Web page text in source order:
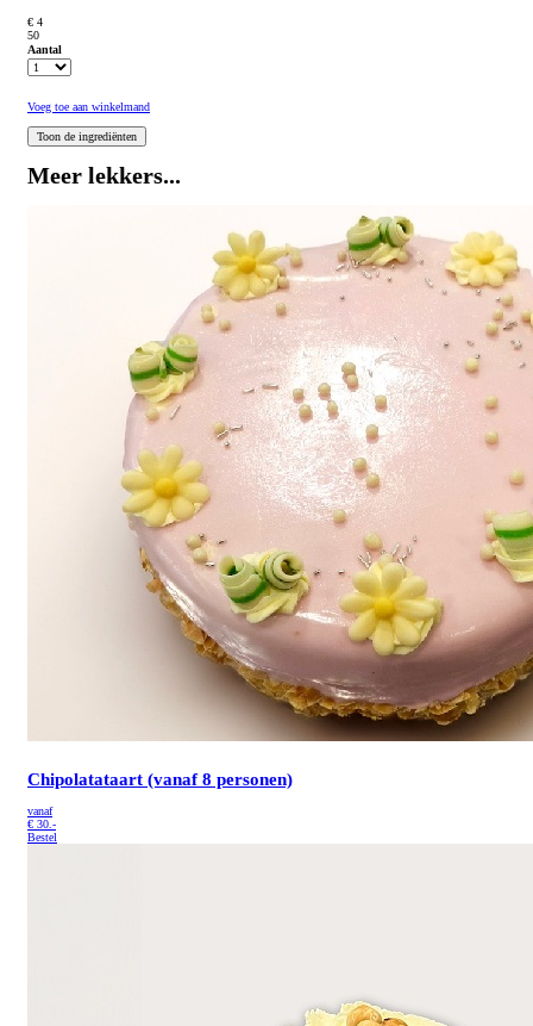
€ 4
50
Aantal
Voeg toe aan winkelmand
Meer lekkers...
Chipolatataart (vanaf 8 personen)
vanaf
€ 30.-
Bestel